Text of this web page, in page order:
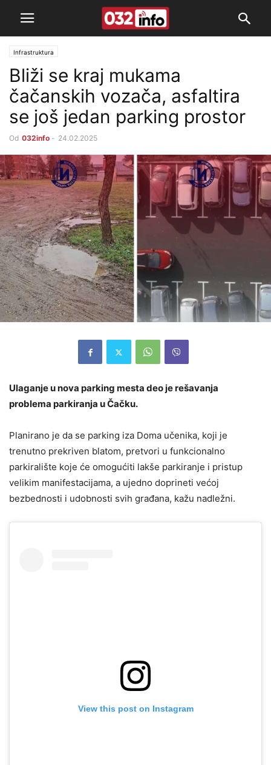
Infrastruktura
Bliži se kraj mukama
čačanskih vozača, asfaltira
se još jedan parking prostor
Od 032info - 24.02.2025
Ulaganje u nova parking mesta deo je rešavanja
problema parkiranja u Čačku.
Planirano je da se parking iza Doma učenika, koji je
trenutno prekriven blatom, pretvori u funkcionalno
parkiralište koje će omogućiti lakše parkiranje i pristup
velikim manifestacijama, a ujedno doprineti većoj
bezbednosti i udobnosti svih građana, kažu nadležni.
View this post on Instagram